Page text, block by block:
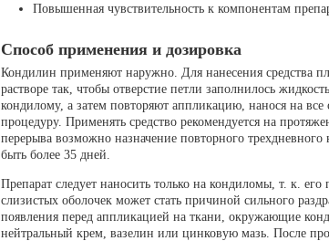
Повышенная чувствительность к компонентам
Способ применения и дозировка
Кондилин применяют наружно. Для нанесения средства
растворе так, чтобы отверстие петли заполнилось
кондилому, а затем повторяют аппликацию, нанося на
процедуру. Применять средство рекомендуется на
перерыва возможно назначение повторного
быть более 35 дней.
Препарат следует наносить только на кондиломы, т. к.
слизистых оболочек может стать причиной сильного
появления перед аппликацией на ткани, окружающие
нейтральный крем, вазелин или цинковую мазь. После